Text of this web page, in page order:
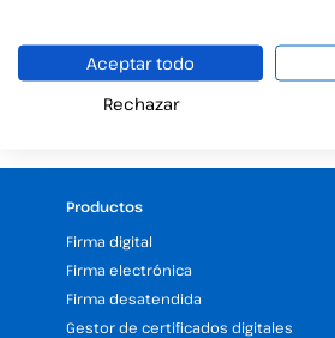
Productos
Firma digital
Firma electrónica
Firma desatendida
Gestor de certificados digitales
Aceptar todo
Rechazar